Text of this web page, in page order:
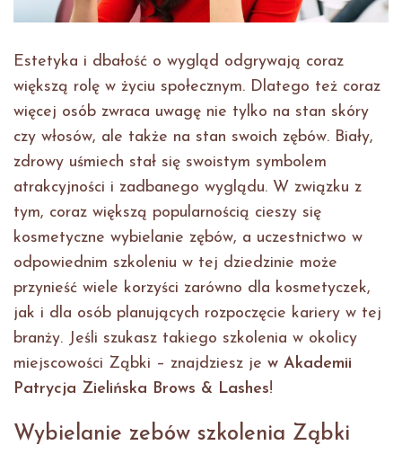
Estetyka i dbałość o wygląd odgrywają coraz
większą rolę w życiu społecznym. Dlatego też coraz
więcej osób zwraca uwagę nie tylko na stan skóry
czy włosów, ale także na stan swoich zębów. Biały,
zdrowy uśmiech stał się swoistym symbolem
atrakcyjności i zadbanego wyglądu. W związku z
tym, coraz większą popularnością cieszy się
kosmetyczne wybielanie zębów, a uczestnictwo w
odpowiednim szkoleniu w tej dziedzinie może
przynieść wiele korzyści zarówno dla kosmetyczek,
jak i dla osób planujących rozpoczęcie kariery w tej
branży. Jeśli szukasz takiego szkolenia w okolicy
miejscowości Ząbki – znajdziesz je w Akademii
Patrycja Zielińska Brows & Lashes!
Wybielanie zebów szkolenia Ząbki